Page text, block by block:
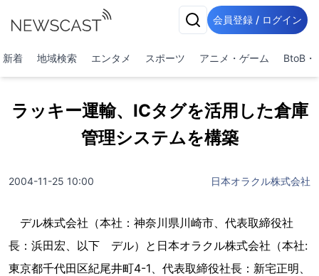
会員登録 / ログイン
新着 地域検索 エンタメ スポーツ アニメ・ゲーム BtoB・
ラッキー運輸、ICタグを活用した倉庫
管理システムを構築
2004-11-25 10:00 日本オラクル株式会社
デル株式会社（本社：神奈川県川崎市、代表取締役社
長：浜田宏、以下 デル）と日本オラクル株式会社（本社:
東京都千代田区紀尾井町4-1、代表取締役社長：新宅正明、